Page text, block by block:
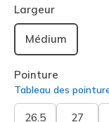
Largeur
Médium
Pointure
Tableau des
26.5 27